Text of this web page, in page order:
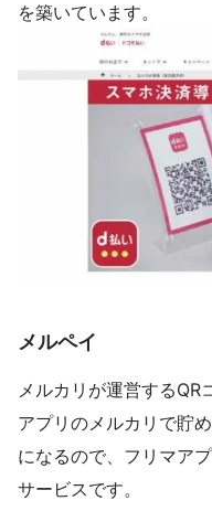
を築いています。
メルペイ
メルカリが運営するQR
アプリのメルカリで貯
になるので、フリマア
サービスです。